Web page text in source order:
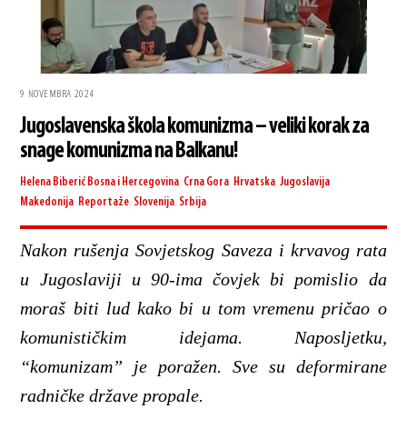
9 NOVEMBRA 2024
Jugoslavenska škola komunizma – veliki korak za
snage komunizma na Balkanu!
Helena Biberić Bosna i Hercegovina Crna Gora Hrvatska ,Jugoslavija
Makedonija Reportaže Slovenija Srbija
Nakon rušenja Sovjetskog Saveza i krvavog rata
u Jugoslaviji u 90-ima čovjek bi pomislio da
moraš biti lud kako bi u tom vremenu pričao o
komunističkim idejama. Naposljetku,
“komunizam” je poražen. Sve su deformirane
radničke države propale.